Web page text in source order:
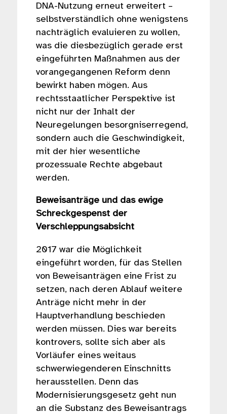
DNA-Nutzung erneut erweitert –
selbstverständlich ohne wenigstens
nachträglich evaluieren zu wollen,
was die diesbezüglich gerade erst
eingeführten Maßnahmen aus der
vorangegangenen Reform denn
bewirkt haben mögen. Aus
rechtsstaatlicher Perspektive ist
nicht nur der Inhalt der
Neuregelungen besorgniserregend,
sondern auch die Geschwindigkeit,
mit der hier wesent­liche
prozessuale Rechte abgebaut
werden.
Beweisanträge und das ewige
Schreckgespenst der
Verschleppungsabsicht
2017 war die Möglichkeit
eingeführt worden, für das Stellen
von Beweisanträgen eine Frist zu
setzen, nach deren Ablauf weitere
Anträge nicht mehr in der
Hauptverhandlung beschieden
werden müssen. Dies war bereits
kontrovers, sollte sich aber als
Vorläufer eines weitaus
schwerwiegenderen Einschnitts
herausstellen. Denn das
Modernisierungsgesetz geht nun
an die Substanz des Beweisantrags